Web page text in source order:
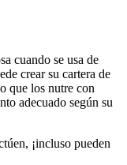
cuando se usa de
crear su cartera de
que los nutre con
adecuado según su
¡incluso pueden